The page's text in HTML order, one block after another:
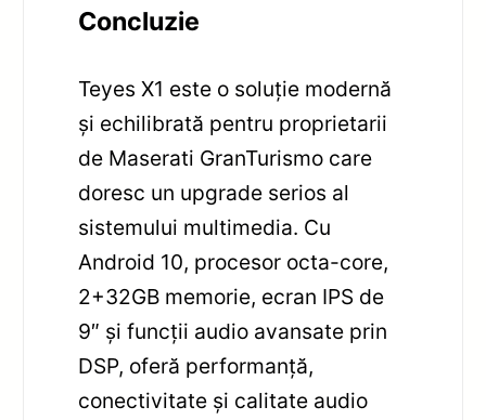
Concluzie
Teyes X1 este o soluție modernă
și echilibrată pentru proprietarii
de Maserati GranTurismo care
doresc un upgrade serios al
sistemului multimedia. Cu
Android 10, procesor octa-core,
2+32GB memorie, ecran IPS de
9″ și funcții audio avansate prin
DSP, oferă performanță,
conectivitate și calitate audio